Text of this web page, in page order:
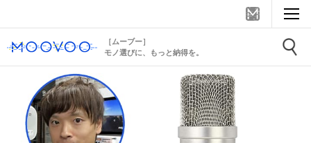
［ムーブー］
モノ選びに、もっと納得を。